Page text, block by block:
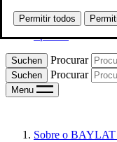
Permitir todos
Deutsch
Spanish
Procurar
Procurar
Menu
Sobre o BAYLAT